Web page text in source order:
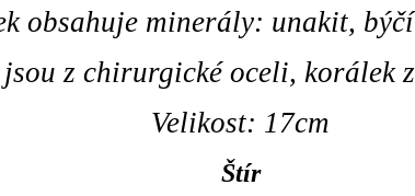
obsahuje minerály: unakit,
z chirurgické oceli, korálek
Velikost: 17cm
Štír